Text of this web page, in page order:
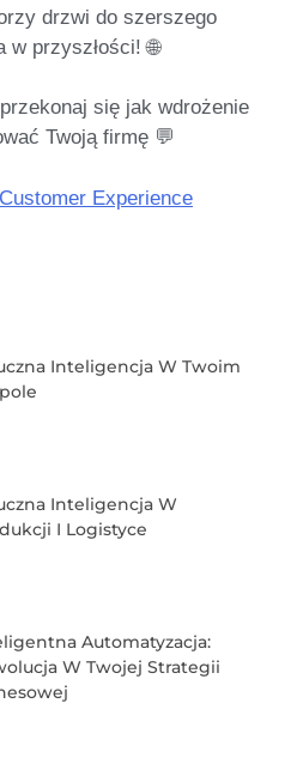
drzwi do szerszego
w przyszłości! 🌐
się jak wdrożenie
Twoją firmę 💬
Experience
Inteligencja W Twoim
Inteligencja W
I Logistyce
Automatyzacja:
W Twojej Strategii